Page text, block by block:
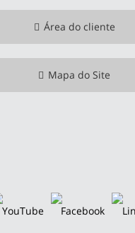
Área do cliente
Mapa do Site